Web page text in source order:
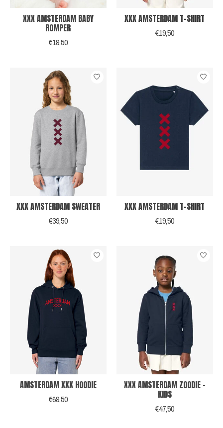
XXX AMSTERDAM BABY
ROMPER
€19,50
XXX AMSTERDAM T-SHIRT
€19,50
XXX AMSTERDAM SWEATER
€39,50
XXX AMSTERDAM T-SHIRT
€19,50
AMSTERDAM XXX HOODIE
€69,50
XXX AMSTERDAM ZOODIE -
KIDS
€47,50